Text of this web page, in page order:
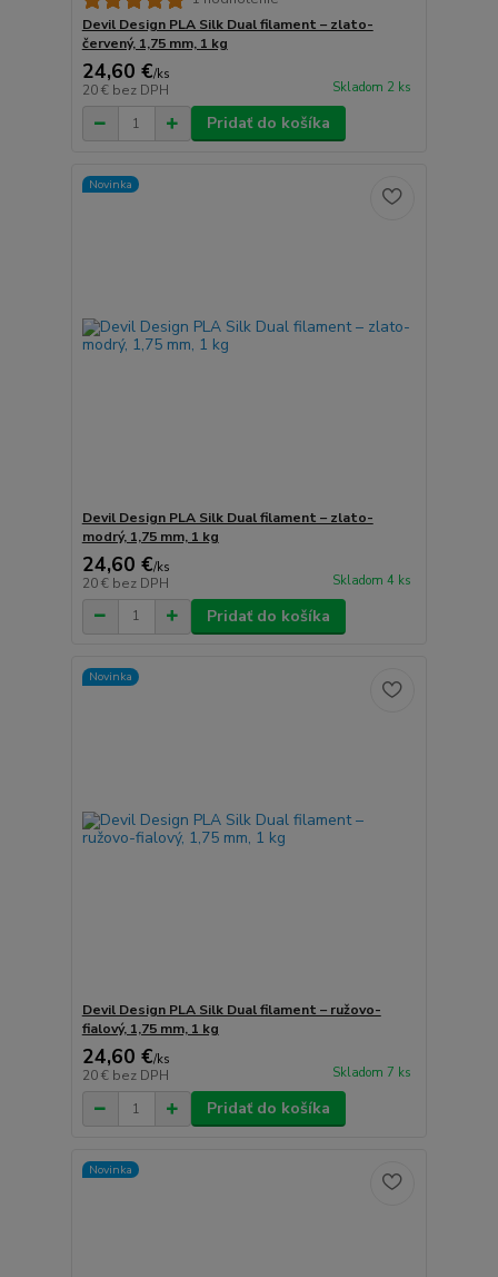
Devil Design PLA Silk Dual filament – zlato-
červený, 1,75 mm, 1 kg
24,60 €/ks
20 € bez DPH Skladom 2 ks
Pridať do košíka
Novinka
Devil Design PLA Silk Dual filament – zlato-
modrý, 1,75 mm, 1 kg
24,60 €/ks
20 € bez DPH Skladom 4 ks
Pridať do košíka
Novinka
Devil Design PLA Silk Dual filament – ružovo-
fialový, 1,75 mm, 1 kg
24,60 €/ks
20 € bez DPH Skladom 7 ks
Pridať do košíka
Novinka